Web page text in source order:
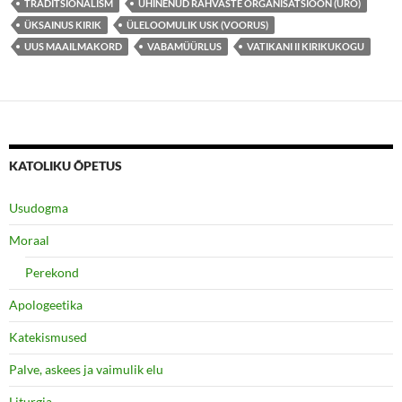
TRADITSIONALISM
ÜHINENUD RAHVASTE ORGANISATSIOON (ÜRO)
ÜKSAINUS KIRIK
ÜLELOOMULIK USK (VOORUS)
UUS MAAILMAKORD
VABAMÜÜRLUS VATIKANI II KIRIKUKOGU
KATOLIKU ÕPETUS
Usudogma
Moraal
Perekond
Apologeetika
Katekismused
Palve, askees ja vaimulik elu